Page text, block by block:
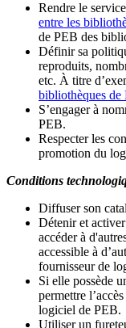
Rendre le
entre les
de PEB des
Définir sa
reproduits,
etc. À titre
bibliothèques
S’engager à
PEB.
Respecter les
promotion du
Conditions
Diffuser son
Détenir et
accéder à
accessible à d’
fournisseur de
Si elle possède
permettre l’
logiciel de PEB.
Utiliser un